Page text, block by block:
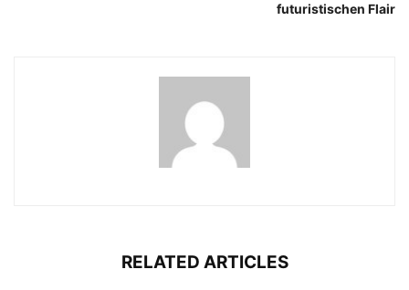
futuristischen Flair
RELATED ARTICLES